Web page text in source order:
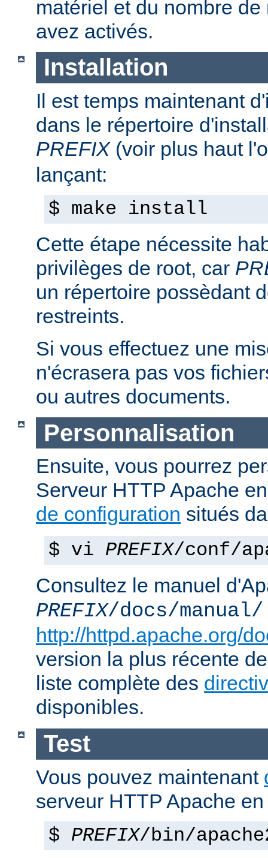
matériel et du nombre
avez activés.
Installation
Il est temps maintenant
dans le répertoire
PREFIX(voir plus haut
lançant:
$ make install
Cette étape nécessite
privilèges de root, car
un répertoire possèdant
restreints.
Si vous effectuez une
n'écrasera pas vos
ou autres documents.
Personnalisation
Ensuite, vous pourrez
Serveur HTTP Apache
de configuration situés
$ vi PREFIX/conf/
Consultez le manuel
PREFIX/docs/manual/
http://httpd.apache.org/
version la plus récente
liste complète des
disponibles.
Test
Vous pouvez maintenant
serveur HTTP Apache
$ PREFIX/bin/